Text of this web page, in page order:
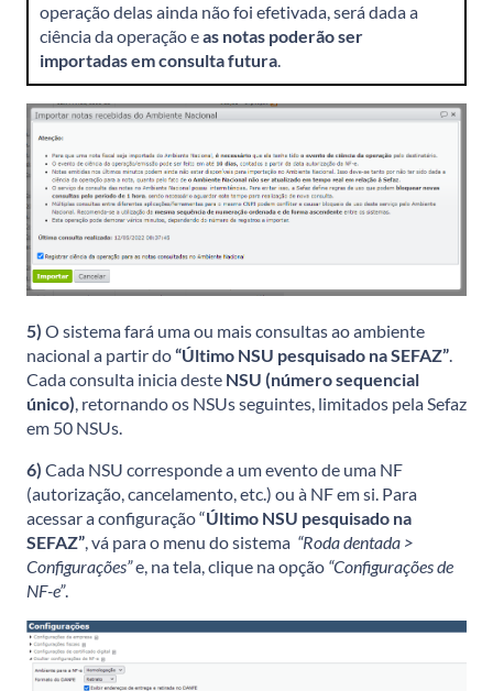
operação delas ainda não foi efetivada, será dada a
ciência da operação eas notas poderão ser
importadas em consulta futura.
5) O sistema fará uma ou mais consultas ao ambiente
nacional a partir do“Último NSU pesquisado na SEFAZ”.
Cada consulta inicia deste NSU (número sequencial
único), retornando os NSUs seguintes, limitados pela Sefaz
em 50 NSUs.
6) Cada NSU corresponde a um evento de uma NF
(autorização, cancelamento, etc.) ou à NF em si. Para
acessar a configuração “Último NSU pesquisado na
SEFAZ”, vá para o menu do sistema “Roda dentada >
Configurações”e, na tela, clique na opção “Configurações de
NF-e”.